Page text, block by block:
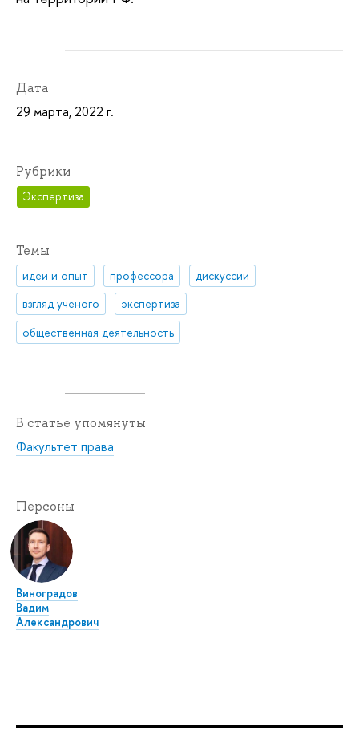
Дата
29 марта, 2022 г.
Рубрики
Экспертиза
Темы
идеи и опыт профессора
дискуссии
взгляд ученого
экспертиза
общественная деятельность
В статье упомянуты
Факультет права
Персоны
Виноградов
Вадим
Александрович